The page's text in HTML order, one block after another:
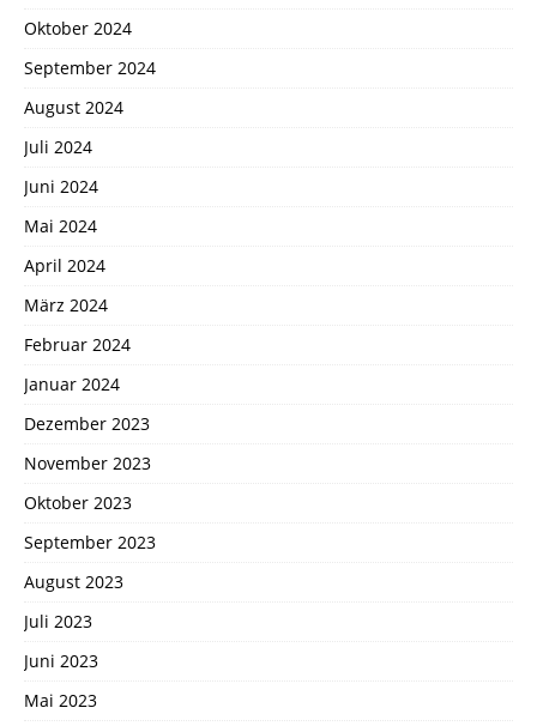
Oktober 2024
September 2024
August 2024
Juli 2024
Juni 2024
Mai 2024
April 2024
März 2024
Februar 2024
Januar 2024
Dezember 2023
November 2023
Oktober 2023
September 2023
August 2023
Juli 2023
Juni 2023
Mai 2023